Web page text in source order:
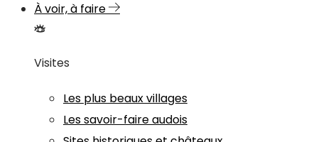
À voir, à faire
Visites
Les plus beaux villages
Les savoir-faire audois